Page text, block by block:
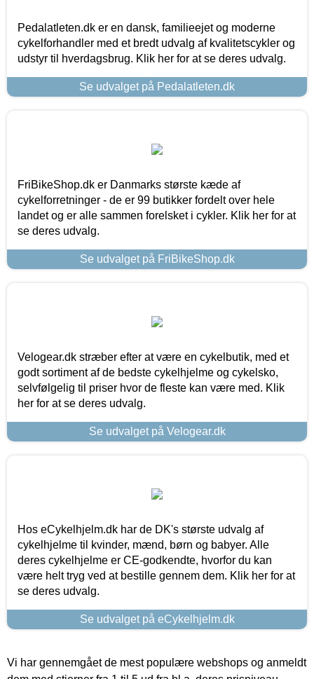
Pedalatleten.dk er en dansk, familieejet og moderne
cykelforhandler med et bredt udvalg af kvalitetscykler og
udstyr til hverdagsbrug. Klik her for at se deres udvalg.
Se udvalget på Pedalatleten.dk
FriBikeShop.dk er Danmarks største kæde af
cykelforretninger - de er 99 butikker fordelt over hele
landet og er alle sammen forelsket i cykler. Klik her for at
se deres udvalg.
Se udvalget på FriBikeShop.dk
Velogear.dk stræber efter at være en cykelbutik, med et
godt sortiment af de bedste cykelhjelme og cykelsko,
selvfølgelig til priser hvor de fleste kan være med. Klik
her for at se deres udvalg.
Se udvalget på Velogear.dk
Hos eCykelhjelm.dk har de DK's største udvalg af
cykelhjelme til kvinder, mænd, børn og babyer. Alle
deres cykelhjelme er CE-godkendte, hvorfor du kan
være helt tryg ved at bestille gennem dem. Klik her for at
se deres udvalg.
Se udvalget på eCykelhjelm.dk
Vi har gennemgået de mest populære webshops og anmeldt